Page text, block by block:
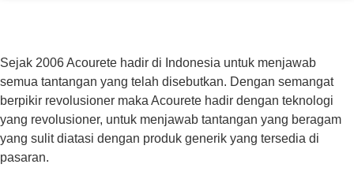
Sejak 2006 Acourete hadir di Indonesia untuk menjawab
semua tantangan yang telah disebutkan. Dengan semangat
berpikir revolusioner maka Acourete hadir dengan teknologi
yang revolusioner, untuk menjawab tantangan yang beragam
yang sulit diatasi dengan produk generik yang tersedia di
pasaran.